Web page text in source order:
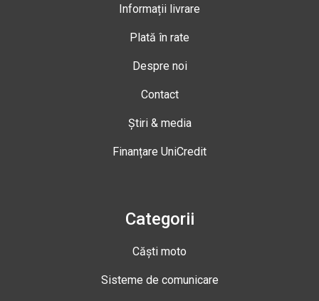
Informații livrare
Plată în rate
Despre noi
Contact
Știri & media
Finanțare UniCredit
Categorii
Căști moto
Sisteme de comunicare